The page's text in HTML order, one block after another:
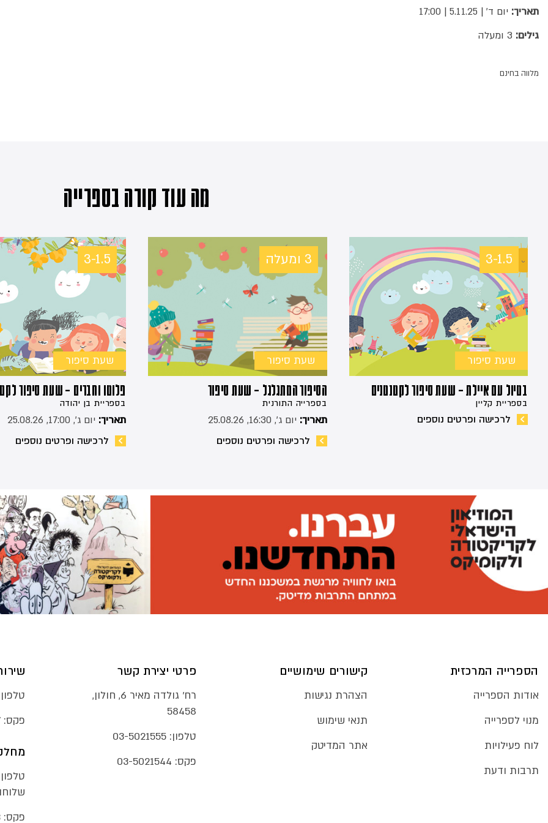
תאריך: יום ד' | 5.11.25 | 17:00
גילים: 3 ומעלה
מלווה בחינם
מה עוד קורה בספרייה
3-1.5
שעת סיפור
בטיול עם איילת – שעת סיפור לקטנטנים
בספריית קליין
לרכישה ופרטים נוספים
3 ומעלה
שעת סיפור
הסיפור המתגלגל – שעת סיפור
בספרייה התורנית
תאריך: יום ג׳, 16:30, 25.08.26
לרכישה ופרטים נוספים
3-1.5
שעת סיפור
פלוטו וחברים – שעת סיפור
בספריית בן יהודה
תאריך: יום ג׳, 17:00, 25.08.26
לרכישה ופרטים נוספים
הספרייה המרכזית
אודות הספרייה
מנוי לספרייה
לוח פעילויות
תרבות ודעת
קישורים שימושיים
הצהרת נגישות
תנאי שימוש
אתר המדיטק
פרטי יצירת קשר
רח׳ גולדה מאיר 6, חולון,
58458
טלפון: 03-5021555
פקס: 03-5021544
פקס:
שלוחות
פקס: